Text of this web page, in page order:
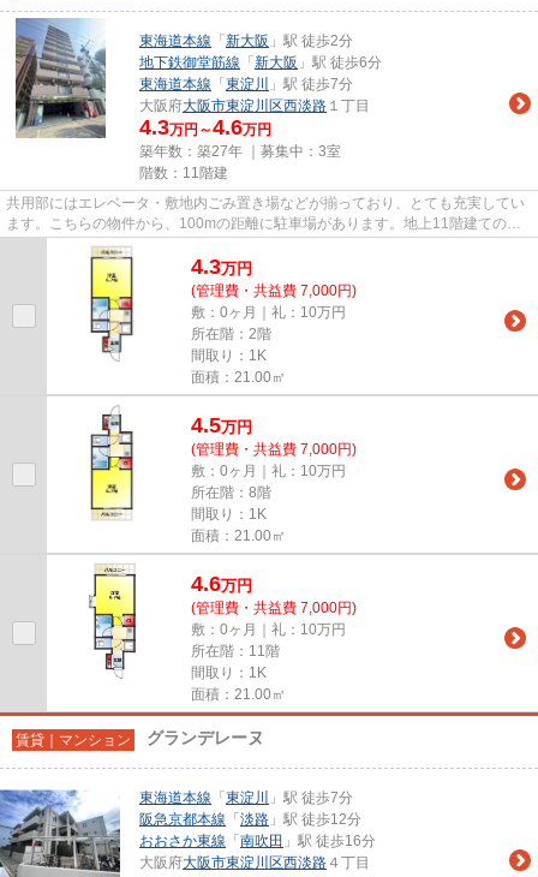
東海道本線 「 新大阪 」駅 徒歩2分
地下鉄御堂筋線 「 新大阪 」駅 徒歩6分
東海道本線 「 東淀川
」駅 徒歩7分
大阪府大阪市東淀川区西淡路 １丁目
4.3万円～4.6万円
築年数：築27年 ｜募集中： 3室
階数：11階建
共用部にはエレベータ・敷地内ごみ置き場などが揃っており、とても充実してい
ます。こちらの物件から、100mの距離に駐車場があります。地上11階建てのこ
の物件なら景色もバッチリです...
4.3万円
(管理費・共益費 7,000円)
敷：0ヶ月｜礼：10万円
所在階：2階
間取り：1K
面積：21.00㎡
4.5万円
(管理費・共益費 7,000円)
敷：0ヶ月｜礼：10万円
所在階：8階
間取り：1K
面積：21.00㎡
4.6万円
(管理費・共益費 7,000円)
敷：0ヶ月｜礼：10万円
所在階：11階
間取り：1K
面積：21.00㎡
賃貸｜マンション グランデレーヌ
東海道本線 「 東淀川
」駅 徒歩7分
阪急京都本線 「 淡路 」駅 徒歩12分
おおさか東線 「 南吹田 」駅 徒歩16分
大阪府大阪市東淀川区西淡路 ４丁目